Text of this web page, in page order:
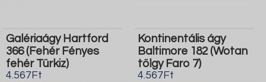
Galériaágy Hartford
366 (Fehér Fényes
fehér Türkiz)
4.567Ft
Kontinentális ágy
Baltimore 182 (Wotan
tölgy Faro 7)
4.567Ft